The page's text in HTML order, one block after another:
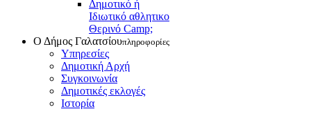
Δημοτικό ή
Ιδιωτικό αθλητικο
Θερινό Camp;
Ο Δήμος Γαλατσίουπληροφορίες
Υπηρεσίες
Δημοτική Αρχή
Συγκοινωνία
Δημοτικές εκλογές
Ιστορία